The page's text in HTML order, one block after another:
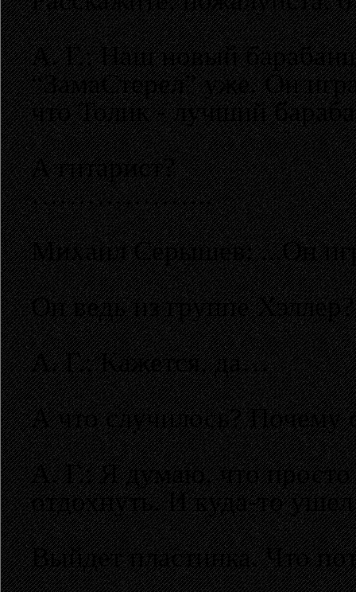
А. Г.: Наш новый
“ЗамаСтерел” уже. Он
что Толик - лучший
А гитарист?
………………..
Михаил Серышев: ...Он
Он ведь из группе Хэллер?
А. Г.: Кажется, да…
А что случилось? Почему
А. Г.: Я думаю, что
отдохнуть. И куда-то
Выйдет пластинка. Что